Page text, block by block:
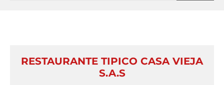
RESTAURANTE TIPICO CASA VIEJA
S.A.S